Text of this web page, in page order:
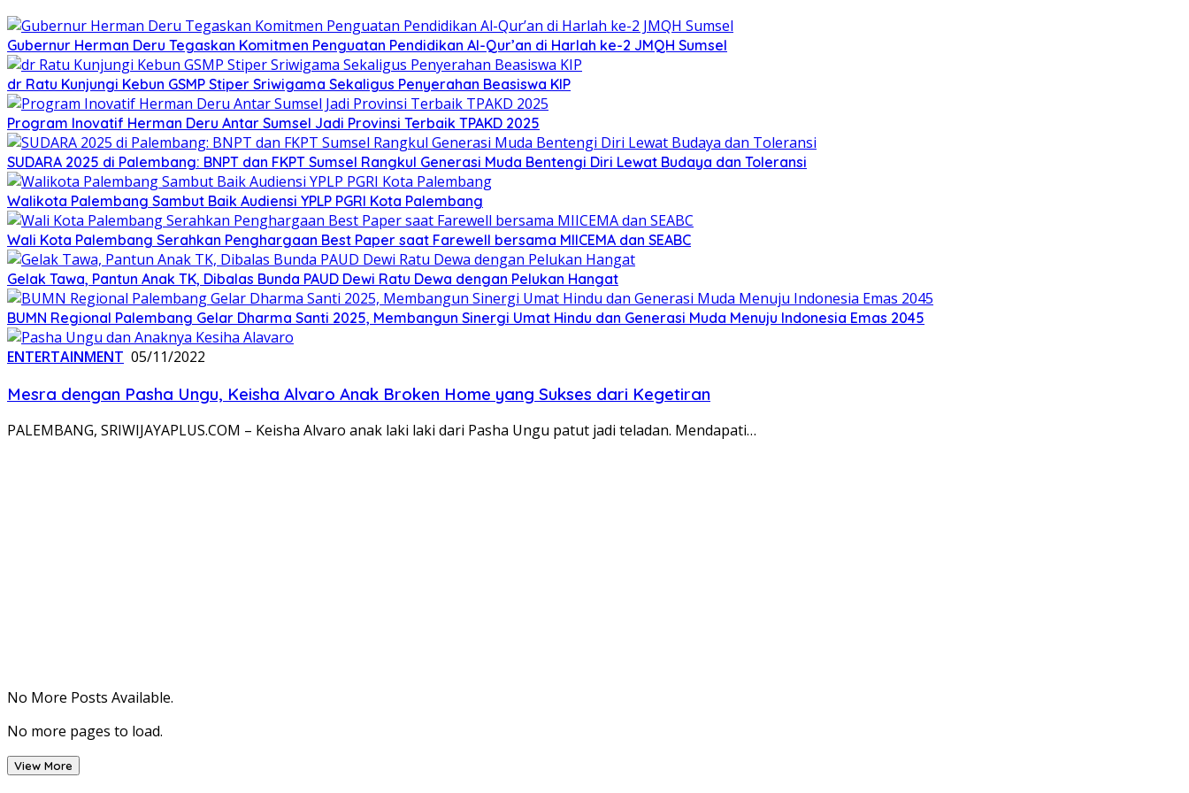
Gubernur Herman Deru Tegaskan Komitmen Penguatan Pendidikan Al-Qur’an di Harlah ke-2 JMQH Sumsel
dr Ratu Kunjungi Kebun GSMP Stiper Sriwigama Sekaligus Penyerahan Beasiswa KIP
Program Inovatif Herman Deru Antar Sumsel Jadi Provinsi Terbaik TPAKD 2025
SUDARA 2025 di Palembang: BNPT dan FKPT Sumsel Rangkul Generasi Muda Bentengi Diri Lewat Budaya dan Toleransi
Walikota Palembang Sambut Baik Audiensi YPLP PGRI Kota Palembang
Wali Kota Palembang Serahkan Penghargaan Best Paper saat Farewell bersama MIICEMA dan SEABC
Gelak Tawa, Pantun Anak TK, Dibalas Bunda PAUD Dewi Ratu Dewa dengan Pelukan Hangat
BUMN Regional Palembang Gelar Dharma Santi 2025, Membangun Sinergi Umat Hindu dan Generasi Muda Menuju Indonesia Emas 2045
ENTERTAINMENT 05/11/2022
Mesra dengan Pasha Ungu, Keisha Alvaro Anak Broken Home yang Sukses dari Kegetiran
PALEMBANG, SRIWIJAYAPLUS.COM – Keisha Alvaro anak laki laki dari Pasha Ungu patut jadi teladan. Mendapati…
No More Posts Available.
No more pages to load.
View More